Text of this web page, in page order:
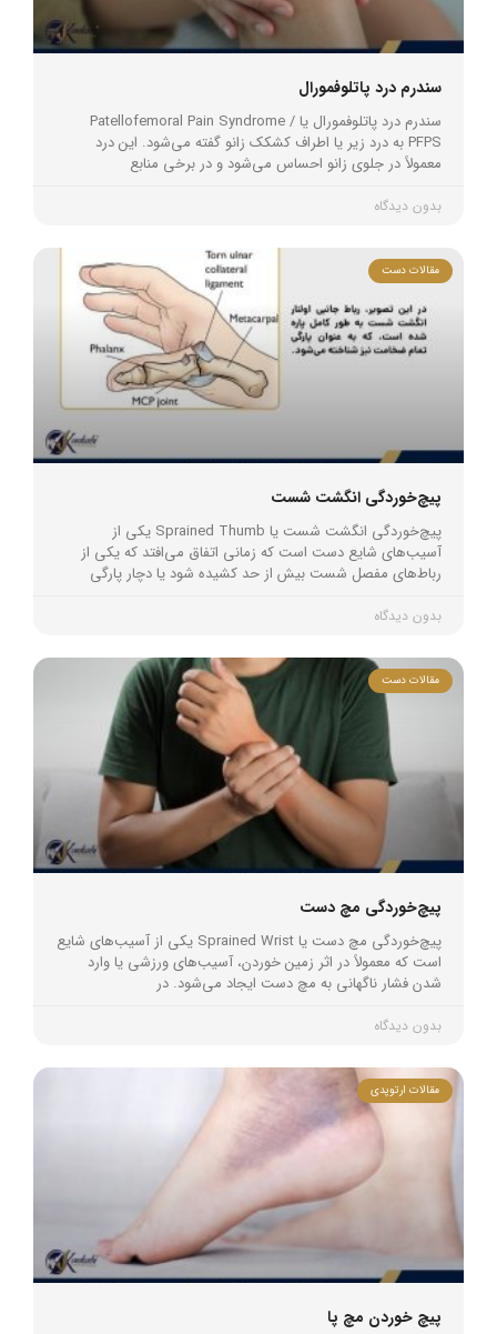
سندرم درد پاتلوفمورال
سندرم درد پاتلوفمورال یا Patellofemoral Pain Syndrome /
PFPS به درد زیر یا اطراف کشکک زانو گفته می‌شود. این درد
معمولاً در جلوی زانو احساس می‌شود و در برخی منابع
بدون دیدگاه
مقالات دست
پیچ‌خوردگی انگشت شست
پیچ‌خوردگی انگشت شست یا Sprained Thumb یکی از
آسیب‌های شایع دست است که زمانی اتفاق می‌افتد که یکی از
رباط‌های مفصل شست بیش از حد کشیده شود یا دچار پارگی
بدون دیدگاه
مقالات دست
پیچ‌خوردگی مچ دست
پیچ‌خوردگی مچ دست یا Sprained Wrist یکی از آسیب‌های شایع
است که معمولاً در اثر زمین خوردن، آسیب‌های ورزشی یا وارد
شدن فشار ناگهانی به مچ دست ایجاد می‌شود. در
بدون دیدگاه
مقالات ارتوپدی
پیچ خوردن مچ پا